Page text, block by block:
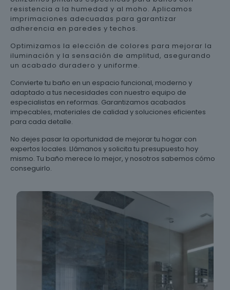
resistencia a la humedad y al moho. Aplicamos
imprimaciones adecuadas para garantizar
adherencia en paredes y techos.
Optimizamos la elección de colores para mejorar la
iluminación y la sensación de amplitud, asegurando
un acabado duradero y uniforme.
Convierte tu baño en un espacio funcional, moderno y
adaptado a tus necesidades con nuestro equipo de
especialistas en reformas. Garantizamos acabados
impecables, materiales de calidad y soluciones eficientes
para cada detalle.
No dejes pasar la oportunidad de mejorar tu hogar con
expertos locales. Llámanos y solicita tu presupuesto hoy
mismo. Tu baño merece lo mejor, y nosotros sabemos cómo
conseguirlo.